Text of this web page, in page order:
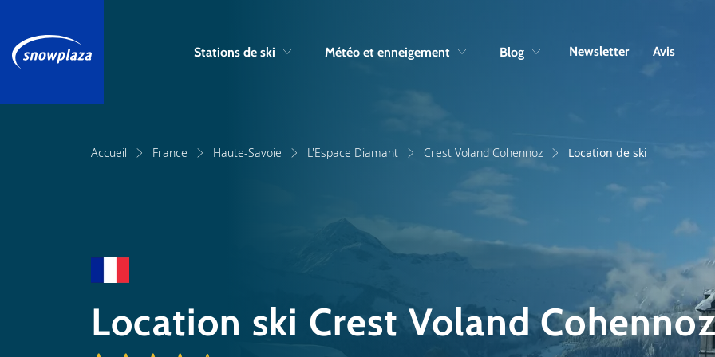
Stations de ski Météo et enneigement Blog Newsletter Avis
Accueil France Haute-Savoie L'Espace Diamant Crest Voland Cohennoz Location de ski
Location ski Crest Voland